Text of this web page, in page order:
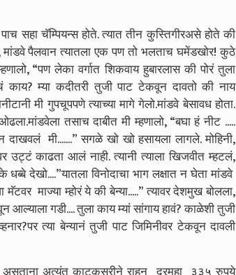
चॅम्पियन्स होते. त्यात तीन कुस्तिगीरअसे होते की
मांडवे पैलवान त्यातला एक पण तो भलताच घमेंडखोर! कुठे
“पण लेका वर्गात शिकवाय हुबारलास की पोरं तुला
काय? म्या कदीतरी तुजी पाट टेकवून दावतो की नाय
मी गुपचूपपणे त्याच्या मागे गेलो.मांडवे बेसावध होता.
तसाच दाबीत मी म्हणालो, “बघा हं नीट .....
दाखवलं मी.......” सगळे खो खो हसायला लागले. मोहिनी,
उट्टं काढता आलं नाही. त्यानी त्याला खिजवीत म्हटलं,
देखो....”यातला विनोदाचा भाग लक्षात न घेता मांडवे
मॅटवर माज्या म्होरं ये की बेन्या.....” त्यावर देशमुख बोलला,
गडी.... तुला काय म्यां सांगाय हावं? काळेशी तुजी
त्या बेन्यानं तुजी पाट जिमिनीवर टेकवून दावली